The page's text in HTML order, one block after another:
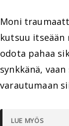
Moni
kutsuu
odota pahaa
synkkänä,
varautumaan
LUE MYÖS